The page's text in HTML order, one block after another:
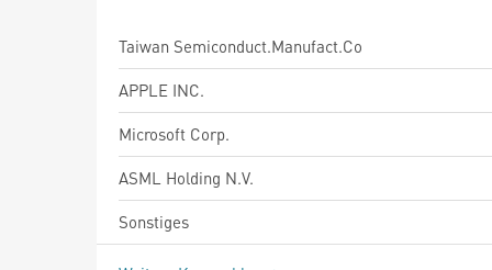
Taiwan Semiconduct.Manufact.Co
APPLE INC.
Microsoft Corp.
ASML Holding N.V.
Sonstiges